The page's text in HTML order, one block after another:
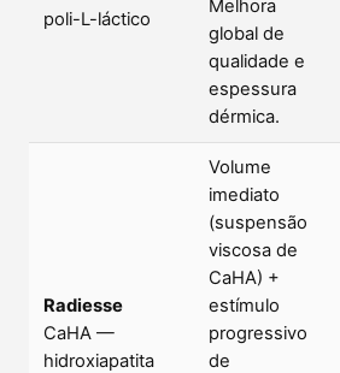
poli-L-láctico
Melhora
global de
qualidade e
espessura
dérmica.
Radiesse
CaHA —
hidroxiapatita
Volume
imediato
(suspensão
viscosa de
CaHA) +
estímulo
progressivo
de